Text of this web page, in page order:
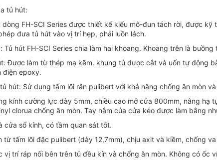
tủ hút:
dòng FH-SCI Series được thiết kế kiểu mô-đun tách rời, được
đưa tủ hút vào vị trí hẹp, phải luồn lách.
Tủ hút FH-SCI Series chia làm hai khoang. Khoang trên là
Được làm từ thép mạ kẽm. khung tủ được cắt và uốn tự động
điện epoxy.
hút: Sử dụng tấm lõi rắn pulibert với khả năng chống ăn mòn
kính cường lực dày 5mm, chiều cao mở cửa 800mm, nâng
clorua chống ăn mòn. Tay nắm của cửa kéo được làm bằng
cửa sổ kính, có tầm quan sát tốt.
từ tấm lõi đặc pulibert (dày 12,7mm), chịu axit và kiềm, chống
vị trí ráp nối bên trên tủ đều kín và chống ăn mòn. Không có ốc